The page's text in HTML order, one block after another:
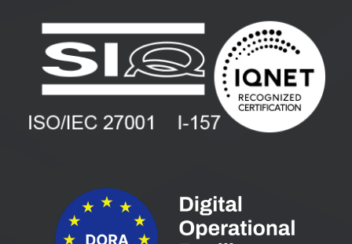
Zaposlitev
Vlagatelji
Pogoji in pogodbe
Blog
Spletni seminarji